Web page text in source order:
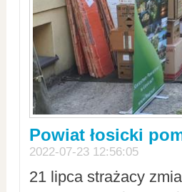
Powiat łosicki
2022-07-23 12:56:05
21 lipca strażacy